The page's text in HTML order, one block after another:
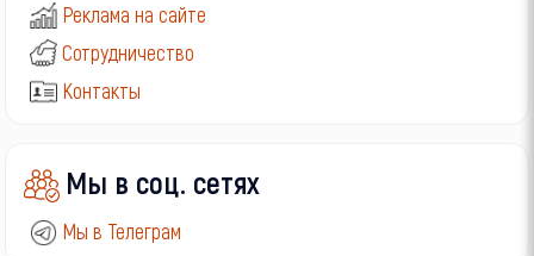
Реклама на сайте
Сотрудничество
Контакты
Мы в соц. сетях
Мы в Телеграм